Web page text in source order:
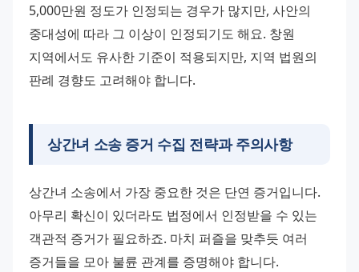
5,000만원 정도가 인정되는 경우가 많지만, 사안의
중대성에 따라 그 이상이 인정되기도 해요. 창원
지역에서도 유사한 기준이 적용되지만, 지역 법원의
판례 경향도 고려해야 합니다.
상간녀 소송 증거 수집 전략과 주의사항
상간녀 소송에서 가장 중요한 것은 단연 증거입니다.
아무리 확신이 있더라도 법정에서 인정받을 수 있는
객관적 증거가 필요하죠. 마치 퍼즐을 맞추듯 여러
증거들을 모아 불륜 관계를 증명해야 합니다.